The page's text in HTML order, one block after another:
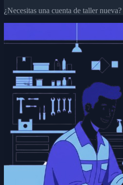
¿Necesitas una cuenta de taller nueva?